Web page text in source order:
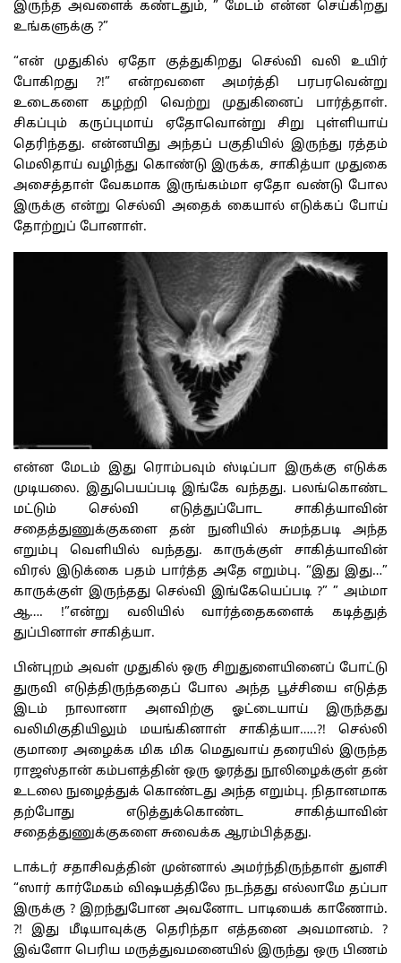
இருந்த அவளைக் கண்டதும், ” மேடம் என்ன செய்கிறது
உங்களுக்கு ?”
“என் முதுகில் ஏதோ குத்துகிறது செல்வி வலி உயிர்
போகிறது ?!” என்றவளை அமர்த்தி பரபரவென்று
உடைகளை கழற்றி வெற்று முதுகினைப் பார்த்தாள்.
சிகப்பும் கருப்புமாய் ஏதோவொன்று சிறு புள்ளியாய்
தெரிந்தது. என்னயிது அந்தப் பகுதியில் இருந்து ரத்தம்
மெலிதாய் வழிந்து கொண்டு இருக்க, சாகித்யா முதுகை
அசைத்தாள் வேகமாக இருங்கம்மா ஏதோ வண்டு போல
இருக்கு என்று செல்வி அதைக் கையால் எடுக்கப் போய்
தோற்றுப் போனாள்.
என்ன மேடம் இது ரொம்பவும் ஸ்டிப்பா இருக்கு எடுக்க
முடியலை. இதுபெயப்படி இங்கே வந்தது. பலங்கொண்ட
மட்டும் செல்வி எடுத்துப்போட சாகித்யாவின்
சதைத்துணுக்குகளை தன் நுனியில் சுமந்தபடி அந்த
எறும்பு வெளியில் வந்தது. காருக்குள் சாகித்யாவின்
விரல் இடுக்கை பதம் பார்த்த அதே எறும்பு. “இது இது…”
காருக்குள் இருந்தது செல்வி இங்கேயெப்படி ?” ” அம்மா
ஆ…. !”என்று வலியில் வார்த்தைகளைக் கடித்துத்
துப்பினாள் சாகித்யா.
பின்புறம் அவள் முதுகில் ஒரு சிறுதுளையினைப் போட்டு
துருவி எடுத்திருந்ததைப் போல அந்த பூச்சியை எடுத்த
இடம் நாலானா அளவிற்கு ஓட்டையாய் இருந்தது
வலிமிகுதியிலும் மயங்கினாள் சாகித்யா…..?! செல்லி
குமாரை அழைக்க மிக மிக மெதுவாய் தரையில் இருந்த
ராஜஸ்தான் கம்பளத்தின் ஒரு ஓரத்து நூலிழைக்குள் தன்
உடலை நுழைத்துக் கொண்டது அந்த எறும்பு. நிதானமாக
தற்போது எடுத்துக்கொண்ட சாகித்யாவின்
சதைத்துணுக்குகளை சுவைக்க ஆரம்பித்தது.
டாக்டர் சதாசிவத்தின் முன்னால் அமர்ந்திருந்தாள் துளசி
“ஸார் கார்மேகம் விஷயத்திலே நடந்தது எல்லாமே தப்பா
இருக்கு ? இறந்துபோன அவனோட பாடியைக் காணோம்.
?! இது மீடியாவுக்கு தெரிந்தா எத்தனை அவமானம். ?
இவ்ளோ பெரிய மருத்துவமனையில் இருந்து ஒரு பிணம்